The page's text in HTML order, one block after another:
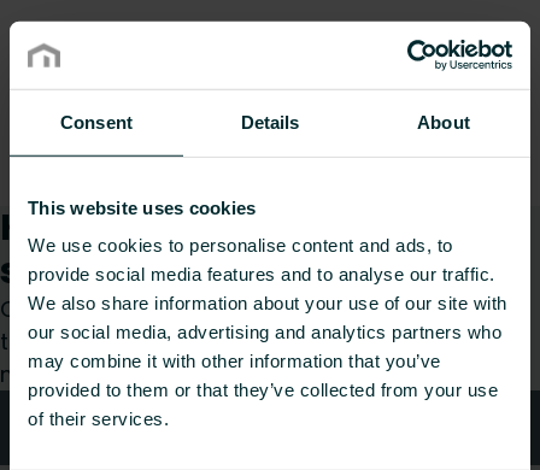
Consent Details About
This website uses cookies
We use cookies to personalise content and ads, to
provide social media features and to analyse our traffic.
We also share information about your use of our site with
our social media, advertising and analytics partners who
may combine it with other information that you’ve
provided to them or that they’ve collected from your use
of their services.
Kuinka voimme auttaa
sinua?
Olitpa sitten suunnittelija, asentaja, arkkitehti,
tukkumyyjä tai loppukäyttäjä, valitse kategoria ja
me hoidamme pyyntösi mielellämme.
Tekniken neuvonta